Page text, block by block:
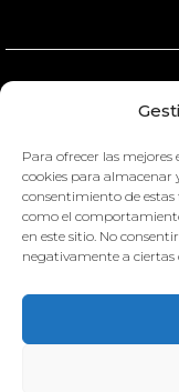
Para ofrecer las
cookies para almacenar
consentimiento de
como el
en este sitio. No
negativamente a ciertas